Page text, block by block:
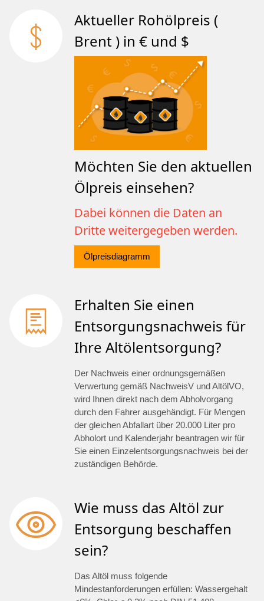
Aktueller Rohölpreis (
Brent ) in € und $
Möchten Sie den aktuellen
Ölpreis einsehen?
Dabei können die Daten an
Dritte weitergegeben werden.
Ölpreisdiagramm
Erhalten Sie einen
Entsorgungsnachweis für
Ihre Altölentsorgung?
Der Nachweis einer ordnungsgemäßen
Verwertung gemäß NachweisV und AltölVO,
wird Ihnen direkt nach dem Abholvorgang
durch den Fahrer ausgehändigt. Für Mengen
der gleichen Abfallart über 20.000 Liter pro
Abholort und Kalenderjahr beantragen wir für
Sie einen Einzelentsorgungsnachweis bei der
zuständigen Behörde.
Wie muss das Altöl zur
Entsorgung beschaffen
sein?
Das Altöl muss folgende
Mindestanforderungen erfüllen: Wassergehalt